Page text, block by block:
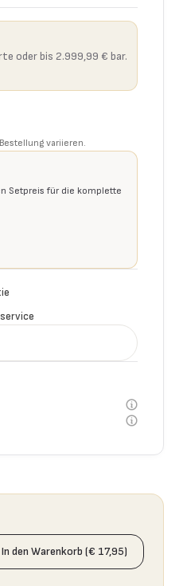
oder bis 2.999,99 € bar.
variieren.
Setpreis für die komplette
In den Warenkorb (€ 17,95)